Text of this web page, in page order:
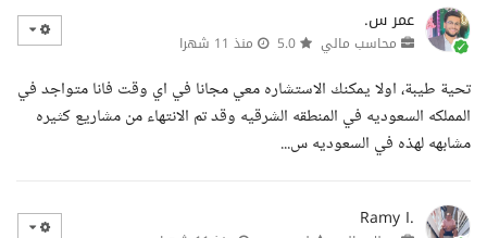
عمر س.
محاسب مالي منذ 11 شهرا
تحية طيبة، اولا يمكنك الاستشاره معي مجانا في اي وقت فانا متواجد في
المملكه السعوديه في المنطقه الشرقيه وقد تم الانتهاء من مشاريع كثيره
مشابهه لهذه في السعوديه س...
Ramy I.